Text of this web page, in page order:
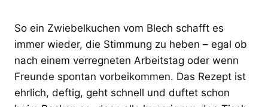
So ein Zwiebelkuchen vom Blech schafft es
immer wieder, die Stimmung zu heben – egal ob
nach einem verregneten Arbeitstag oder wenn
Freunde spontan vorbeikommen. Das Rezept ist
ehrlich, deftig, geht schnell und duftet schon